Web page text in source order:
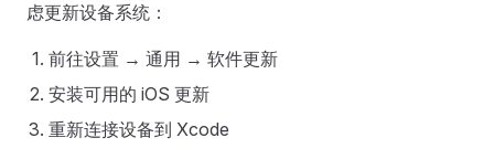
虑更新设备系统：
前往设置 → 通用 → 软件更新
安装可用的 iOS 更新
重新连接设备到 Xcode